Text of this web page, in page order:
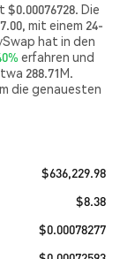
Die
mit einem 24-
hat in den
erfahren und
288.71M.
die genauesten
$636,229.98
$8.38
$0.00078277